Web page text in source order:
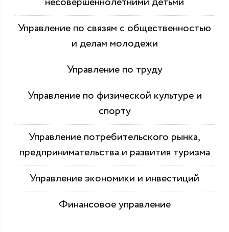
Управление по связям с общественностью
и делам молодежи
Управление по труду
Управление по физической культуре и
спорту
Управление потребительского рынка,
предпринимательства и развития туризма
Управление экономики и инвестиций
Финансовое управление